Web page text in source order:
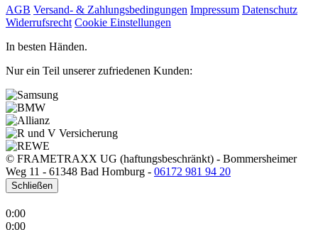
AGB Versand- & Zahlungsbedingungen Impressum Datenschutz
Widerrufsrecht Cookie Einstellungen
In besten Händen.
Nur ein Teil unserer zufriedenen Kunden:
© FRAMETRAXX UG (haftungsbeschränkt) - Bommersheimer
Weg 11 - 61348 Bad Homburg - 06172 981 94 20
Schließen
0:00
0:00